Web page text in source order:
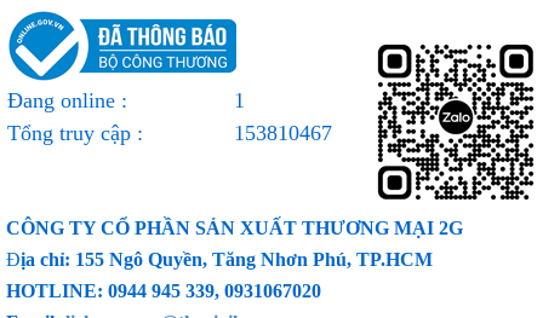
Đang online :
1
Tổng truy cập :
153810467
CÔNG TY CỔ PHẦN SẢN XUẤT THƯƠNG MẠI 2G
Địa chỉ: 155 Ngô Quyền, Tăng Nhơn Phú, TP.HCM
HOTLINE: 0944 945 339, 0931067020